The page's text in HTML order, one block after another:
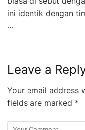
ini identik dengan
…
Leave a
Your email address
fields are marked *